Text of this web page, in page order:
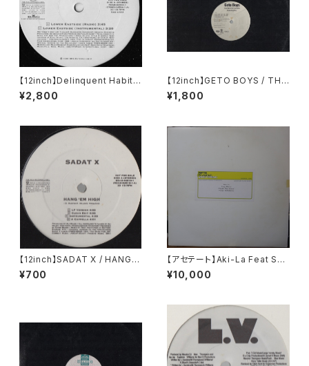
【12inch】Delinquent Habits
/ Lower Eastside
¥2,800
【12inch】GETO BOYS / THE
WORLD IS A GHETTO
¥1,800
【12inch】SADAT X / HANG 'E
M HIGH
¥700
【アセテート】Aki-La Feat Sno
op Dogg / Freak The Hous
e
¥10,000